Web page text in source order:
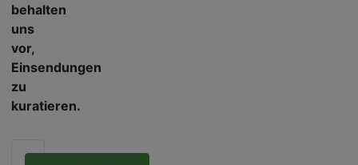
behalten
uns
vor,
Einsendungen
zu
kuratieren.